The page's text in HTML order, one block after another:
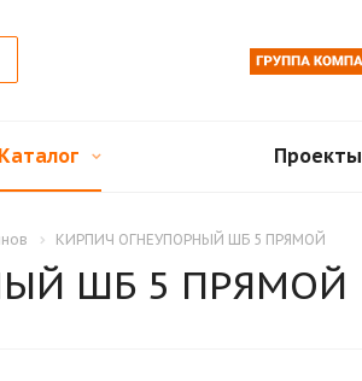
Каталог Проекты
КИРПИЧ ОГНЕУПОРНЫЙ ШБ 5 ПРЯМОЙ
ШБ 5 ПРЯМОЙ